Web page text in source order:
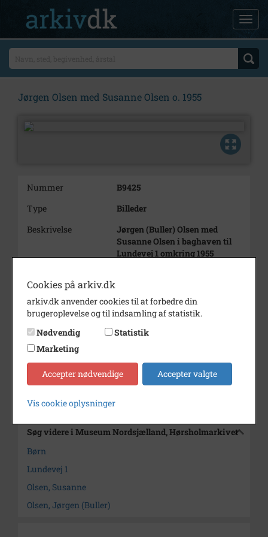
Jørgen Olsen med Susanne Olsen o. 1955
Nummer
B9425
Type
Billeder
Beskrivelse
Jørgen (Buller) Olsen med
Susanne Olsen i baghaven til
Lundevej 1 omkring 1955
Dateringsnote
Omkring 1955
Fotograf
Ukendt
Størrelse
17 x 11
Hørsholmarkivet
Kontakt arkivet
Søg videre i Museum Nordsjælland, Hørsholmarkivet
Børn
Lundevej 1
Olsen, Susanne
Olsen, Jørgen (Buller)
Cookies på arkiv.dk
arkiv.dk anvender cookies til at forbedre din
brugeroplevelse og til indsamling af statistik.
Nødvendig
Statistik
Marketing
Accepter nødvendige Accepter valgte
Vis cookie oplysninger